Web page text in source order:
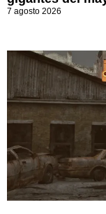
7 agosto 2026